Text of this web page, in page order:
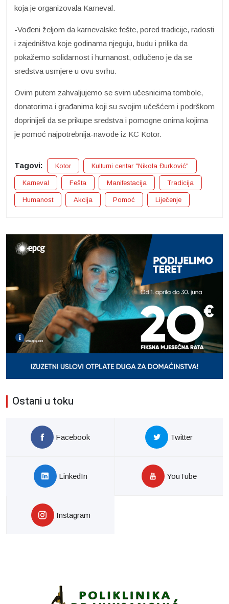
koja je organizovala Karneval.
-Vođeni željom da karnevalske fešte, pored tradicije, radosti
i zajedništva koje godinama njeguju, budu i prilika da
pokažemo solidarnost i humanost, odlučeno je da se
sredstva usmjere u ovu svrhu.
Ovim putem zahvaljujemo se svim učesnicima tombole,
donatorima i građanima koji su svojim učešćem i podrškom
doprinijeli da se prikupe sredstva i pomogne onima kojima
je pomoć najpotrebnija-navode iz KC Kotor.
Tagovi: Kotor Kulturni centar "Nikola Đurković"
Karneval Fešta Manifestacija Tradicija
Humanost Akcija Pomoć Liječenje
Ostani u toku
Facebook Twitter
LinkedIn YouTube
Instagram